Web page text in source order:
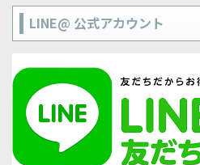
LINE@ 公式アカウント